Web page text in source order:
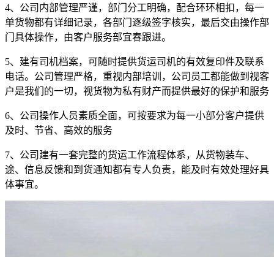
4、公司内部管理严谨，部门分工明确，配合环环相扣，每一
单货物都有详细记录，各部门逐级签字核实，最后交由操作部
门具体操作，由客户服务部宜春跟进。
5、建有司机档案，可随时提供货运司机的有效复印件及联系
电话。公司管理严格，重视内部培训，公司员工都能做到视客
户是我们的一切，视货物为私有财产而提供最好的保护和服务
6、公司操作人员素质全面，可按要求为每一小部分客户提供
及时、节省、高效的服务
7、公司建有一套完整的货运工作流程体系，从货物装车、
途、信息反馈和到货通知都有专人负责，能及时有效处理好具
体事宜。